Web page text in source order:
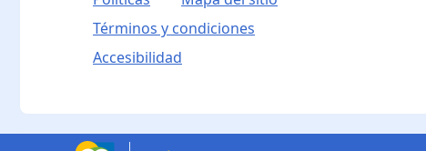
Términos y condiciones
Accesibilidad